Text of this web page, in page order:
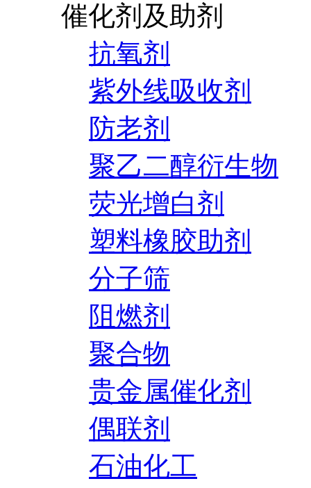
催化剂及助剂
抗氧剂
紫外线吸收剂
防老剂
聚乙二醇衍生物
荧光增白剂
塑料橡胶助剂
分子筛
阻燃剂
聚合物
贵金属催化剂
偶联剂
石油化工